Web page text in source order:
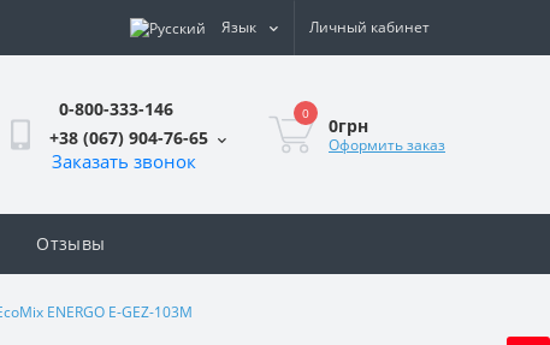
Язык Личный кабинет
0-800-333-146
+38 (067) 904-76-65
Заказать звонок
0
0грн
Оформить заказ
Отзывы
ENERGO E-GEZ-103M